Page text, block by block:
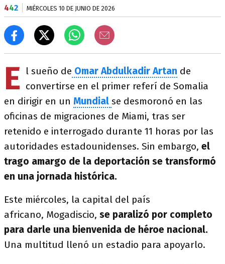
442 MIÉRCOLES 10 DE JUNIO DE 2026
E l sueño de Omar Abdulkadir Artan de
convertirse en el primer referí de Somalia
en dirigir en un Mundial se desmoronó en las
oficinas de migraciones de Miami, tras ser
retenido e interrogado durante 11 horas por las
autoridades estadounidenses. Sin embargo, el
trago amargo de la deportación se transformó
en una jornada histórica.
Este miércoles, la capital del país
africano, Mogadiscio, se paralizó por completo
para darle una bienvenida de héroe nacional.
Una multitud llenó un estadio para apoyarlo.